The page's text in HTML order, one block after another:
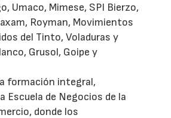
Umaco, Mimese, SPI Bierzo,
Royman, Movimientos
del Tinto, Voladuras y
Grusol, Goipe y
formación integral,
Escuela de Negocios de la
donde los